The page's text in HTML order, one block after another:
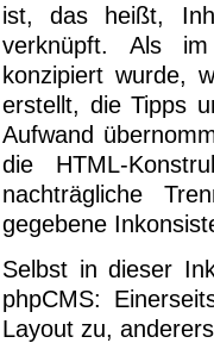
ist, das heißt,
verknüpft. Als
konzipiert wurde,
erstellt, die Tipps
Aufwand
die HTML-
nachträgliche
gegebene
Selbst in dieser
phpCMS:
Layout zu,